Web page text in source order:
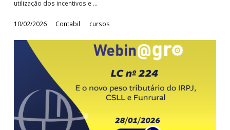
Webinagro: LC nº 224: O impacto no Lucro